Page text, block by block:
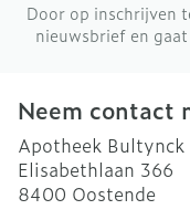
Door op inschrijven
nieuwsbrief en
Neem contact
Apotheek Bultynck
Elisabethlaan 366
8400 Oostende